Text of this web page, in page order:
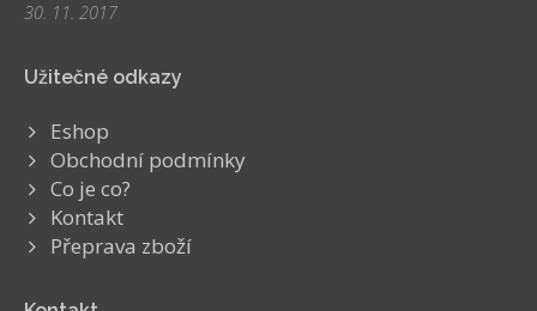
30. 11. 2017
Užitečné odkazy
Eshop
Obchodní podmínky
Co je co?
Kontakt
Přeprava zboží